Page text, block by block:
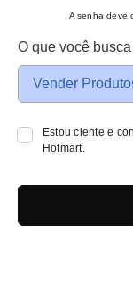
A senha deve
O que você
Vender
Estou ciente e
Hotmart.